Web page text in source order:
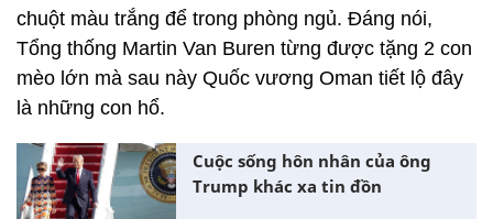
chuột màu trắng để trong phòng ngủ. Đáng nói,
Tổng thống Martin Van Buren từng được tặng 2 con
mèo lớn mà sau này Quốc vương Oman tiết lộ đây
là những con hổ.
Cuộc sống hôn nhân của ông
Trump khác xa tin đồn